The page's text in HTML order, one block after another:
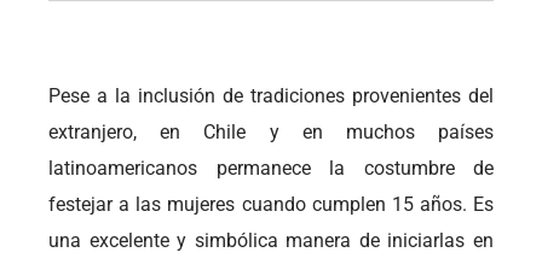
Pese a la inclusión de tradiciones provenientes del
extranjero, en Chile y en muchos países
latinoamericanos permanece la costumbre de
festejar a las mujeres cuando cumplen 15 años. Es
una excelente y simbólica manera de iniciarlas en